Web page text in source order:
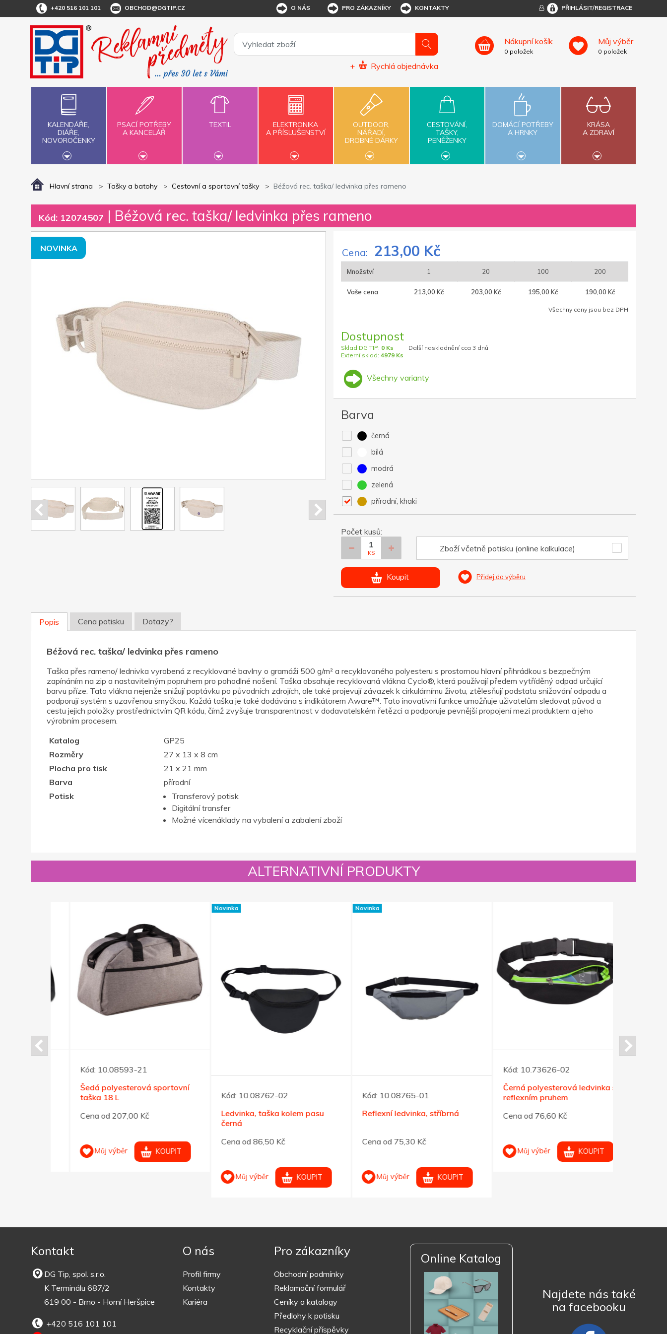
+420 516 101 101 OBCHOD@DGTIP.CZ O NÁS PRO ZÁKAZNÍKY KONTAKTY PŘIHLÁSIT/REGISTRACE
+ Rychlá objednávka
Nákupní košík
0 položek
Můj výběr
0 položek
KALENDÁŘE,
DIÁŘE,
NOVOROČENKY
PSACÍ POTŘEBY
A KANCELÁŘ
TEXTIL
ELEKTRONIKA
A PŘÍSLUŠENSTVÍ
OUTDOOR,
NÁŘADÍ,
DROBNÉ DÁRKY
CESTOVÁNÍ,
TAŠKY,
PENĚŽENKY
DOMÁCÍ POTŘEBY
A HRNKY
KRÁSA
A ZDRAVÍ
Hlavní strana Tašky a batohy Cestovní a sportovní tašky Béžová rec. taška/ ledvinka přes rameno
Kód: 12074507 | Béžová rec. taška/ ledvinka přes rameno
NOVINKA Cena: 213,00 Kč
Množství 1 20 100 200
Vaše cena 213,00 Kč 203,00 Kč 195,00 Kč 190,00 Kč
Všechny ceny jsou bez DPH
Dostupnost
Sklad DG TIP: 0 Ks
Externí sklad: 4979 Ks
Další naskladnění cca 3 dnů
Všechny varianty
Barva
černá
bílá
modrá
zelená
přírodní, khaki
Počet kusů:
KS Zboží včetně potisku (online kalkulace)
Koupit Přidej do výběru
Popis Cena potisku Dotazy?
Béžová rec. taška/ ledvinka přes rameno
Taška přes rameno/ lednivka vyrobená z recyklované bavlny o gramáži 500 g/m² a recyklovaného polyesteru s prostornou hlavní přihrádkou s bezpečným
zapínáním na zip a nastavitelným popruhem pro pohodlné nošení. Taška obsahuje recyklovaná vlákna Cyclo®, která používají předem vytříděný odpad určující
barvu příze. Tato vlákna nejenže snižují poptávku po původních zdrojích, ale také projevují závazek k cirkulárnímu životu, ztělesňují podstatu snižování odpadu a
podporují systém s uzavřenou smyčkou. Každá taška je také dodávána s indikátorem Aware™. Tato inovativní funkce umožňuje uživatelům sledovat původ a
cestu jejich položky prostřednictvím QR kódu, čímž zvyšuje transparentnost v dodavatelském řetězci a podporuje pevnější propojení mezi produktem a jeho
výrobním procesem.
Katalog
GP25
Rozměry
27 x 13 x 8 cm
Plocha pro tisk
21 x 21 mm
Barva
přírodní
Potisk
Transferový potisk
Digitální transfer
Možné vícenáklady na vybalení a zabalení zboží
ALTERNATIVNÍ PRODUKTY
10.08593-21
Šedá polyesterová sportovní
taška 18 L
Cena od 207,00 Kč
Můj výběr KOUPIT
Novinka
10.08762-02
Ledvinka, taška kolem pasu
černá
Cena od 86,50 Kč
Můj výběr KOUPIT
Novinka
10.08765-01
Reflexní ledvinka, stříbrná
Cena od 75,30 Kč
Můj výběr KOUPIT
10.73626-02
Černá polyesterová ledvinka s
reflexním pruhem
Cena od 76,60 Kč
Můj výběr KOUPIT
Kontakt
DG Tip, spol. s.r.o.
K Terminálu 687/2
619 00 - Brno - Horní Heršpice
+420 516 101 101
O nás
Profil firmy
Kontakty
Kariéra
Pro zákazníky
Obchodní podmínky
Reklamační formulář
Ceníky a katalogy
Předlohy k potisku
Recyklační příspěvky
Online Katalog
Najdete nás také
na facebooku